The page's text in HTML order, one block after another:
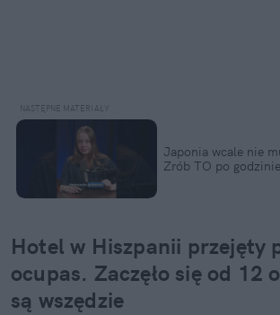
Japonia wcale nie
Zrób TO po
Hotel w Hiszpanii przejęty
ocupas. Zaczęło się od 12
są wszędzie